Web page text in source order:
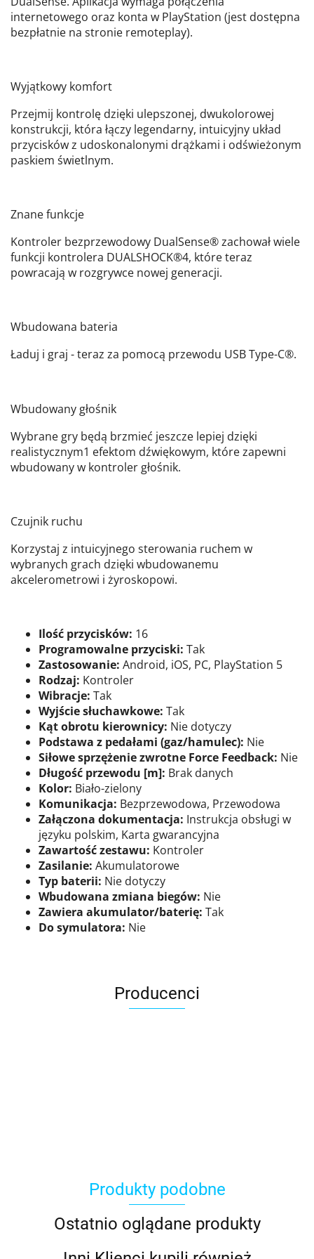
internetowego oraz konta w PlayStation (jest dostępna
bezpłatnie na stronie remoteplay).
Wyjątkowy komfort
Przejmij kontrolę dzięki ulepszonej, dwukolorowej
konstrukcji, która łączy legendarny, intuicyjny układ
przycisków z udoskonalonymi drążkami i odświeżonym
paskiem świetlnym.
Znane funkcje
Kontroler bezprzewodowy DualSense® zachował wiele
funkcji kontrolera DUALSHOCK®4, które teraz
powracają w rozgrywce nowej generacji.
Wbudowana bateria
Ładuj i graj - teraz za pomocą przewodu USB Type-C®.
Wbudowany głośnik
Wybrane gry będą brzmieć jeszcze lepiej dzięki
realistycznym1 efektom dźwiękowym, które zapewni
wbudowany w kontroler głośnik.
Czujnik ruchu
Korzystaj z intuicyjnego sterowania ruchem w
wybranych grach dzięki wbudowanemu
akcelerometrowi i żyroskopowi.
Ilość przycisków: 16
Programowalne przyciski: Tak
Zastosowanie: Android, iOS, PC, PlayStation 5
Rodzaj: Kontroler
Wibracje: Tak
Wyjście słuchawkowe: Tak
Kąt obrotu kierownicy: Nie dotyczy
Podstawa z pedałami (gaz/hamulec): Nie
Siłowe sprzężenie zwrotne Force Feedback: Nie
Długość przewodu [m]: Brak danych
Kolor: Biało-zielony
Komunikacja: Bezprzewodowa, Przewodowa
Załączona dokumentacja: Instrukcja obsługi w
języku polskim, Karta gwarancyjna
Zawartość zestawu: Kontroler
Zasilanie: Akumulatorowe
Typ baterii: Nie dotyczy
Wbudowana zmiana biegów: Nie
Zawiera akumulator/baterię: Tak
Do symulatora: Nie
Producenci
ACOOL TOY
Produkty podobne
Ostatnio oglądane produkty